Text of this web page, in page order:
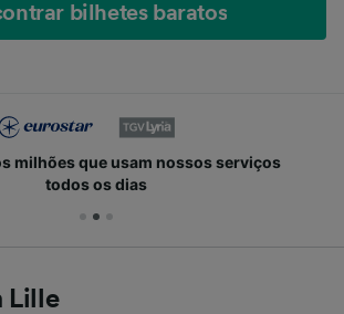
bilhetes baratos
milhões que usam nossos serviços
todos os dias
Lille